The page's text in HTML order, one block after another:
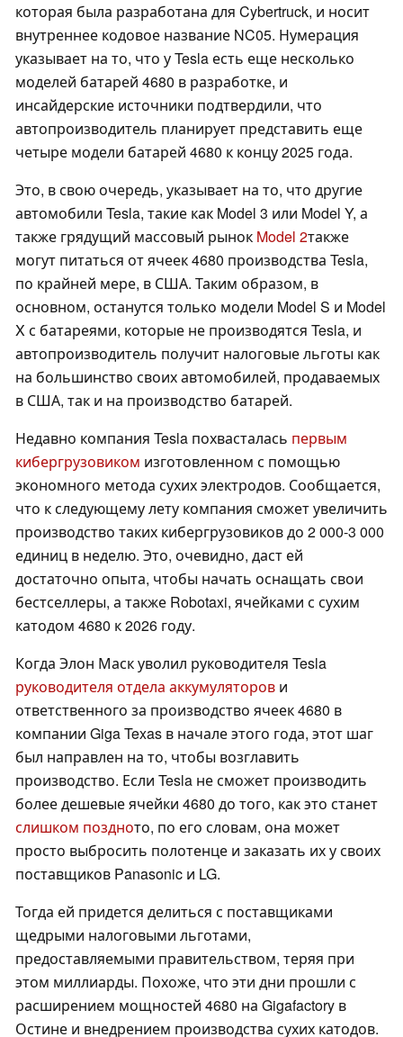
которая была разработана для Cybertruck, и носит
внутреннее кодовое название NC05. Нумерация
указывает на то, что у Tesla есть еще несколько
моделей батарей 4680 в разработке, и
инсайдерские источники подтвердили, что
автопроизводитель планирует представить еще
четыре модели батарей 4680 к концу 2025 года.
Это, в свою очередь, указывает на то, что другие
автомобили Tesla, такие как Model 3 или Model Y, а
также грядущий массовый рынок Model 2также
могут питаться от ячеек 4680 производства Tesla,
по крайней мере, в США. Таким образом, в
основном, останутся только модели Model S и Model
X с батареями, которые не производятся Tesla, и
автопроизводитель получит налоговые льготы как
на большинство своих автомобилей, продаваемых
в США, так и на производство батарей.
Недавно компания Tesla похвасталась первым
кибергрузовиком изготовленном с помощью
экономного метода сухих электродов. Сообщается,
что к следующему лету компания сможет увеличить
производство таких кибергрузовиков до 2 000-3 000
единиц в неделю. Это, очевидно, даст ей
достаточно опыта, чтобы начать оснащать свои
бестселлеры, а также Robotaxi, ячейками с сухим
катодом 4680 к 2026 году.
Когда Элон Маск уволил руководителя Tesla
руководителя отдела аккумуляторов и
ответственного за производство ячеек 4680 в
компании Giga Texas в начале этого года, этот шаг
был направлен на то, чтобы возглавить
производство. Если Tesla не сможет производить
более дешевые ячейки 4680 до того, как это станет
слишком поздното, по его словам, она может
просто выбросить полотенце и заказать их у своих
поставщиков Panasonic и LG.
Тогда ей придется делиться с поставщиками
щедрыми налоговыми льготами,
предоставляемыми правительством, теряя при
этом миллиарды. Похоже, что эти дни прошли с
расширением мощностей 4680 на Gigafactory в
Остине и внедрением производства сухих катодов.